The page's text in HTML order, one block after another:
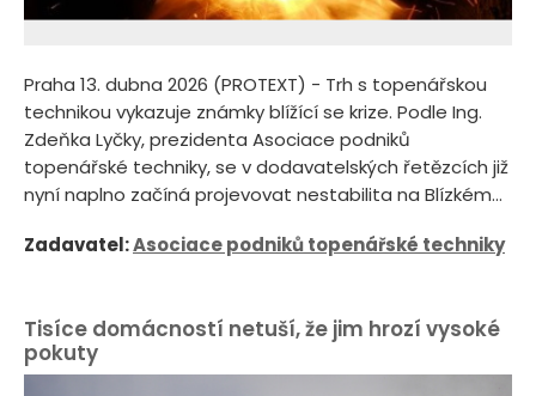
Praha 13. dubna 2026 (PROTEXT) - Trh s topenářskou
technikou vykazuje známky blížící se krize. Podle Ing.
Zdeňka Lyčky, prezidenta Asociace podniků
topenářské techniky, se v dodavatelských řetězcích již
nyní naplno začíná projevovat nestabilita na Blízkém...
Zadavatel:Asociace podniků topenářské techniky
Tisíce domácností netuší, že jim hrozí vysoké
pokuty